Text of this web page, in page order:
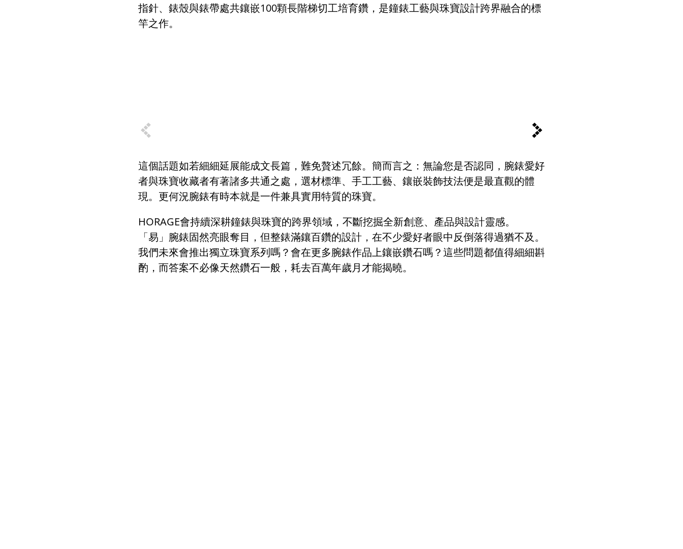
指針、錶殼與錶帶處共鑲嵌100顆長階梯切工培育鑽，是鐘錶工藝與珠寶設計跨界融合的標
竿之作。
這個話題如若細細延展能成文長篇，難免贅述冗餘。簡而言之：無論您是否認同，腕錶愛好
者與珠寶收藏者有著諸多共通之處，選材標準、手工工藝、鑲嵌裝飾技法便是最直觀的體
現。更何況腕錶有時本就是一件兼具實用特質的珠寶。
HORAGE會持續深耕鐘錶與珠寶的跨界領域，不斷挖掘全新創意、產品與設計靈感。
「易」腕錶固然亮眼奪目，但整錶滿鑲百鑽的設計，在不少愛好者眼中反倒落得過猶不及。
我們未來會推出獨立珠寶系列嗎？會在更多腕錶作品上鑲嵌鑽石嗎？這些問題都值得細細斟
酌，而答案不必像天然鑽石一般，耗去百萬年歲月才能揭曉。